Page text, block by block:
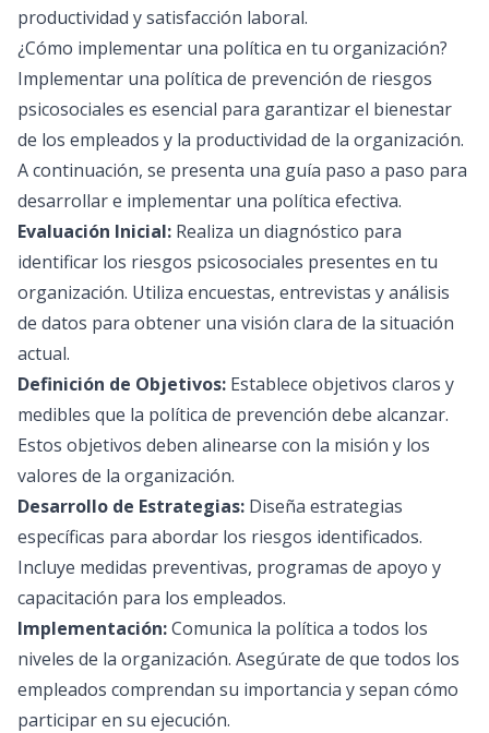
productividad y satisfacción laboral.
¿Cómo implementar una política en tu organización?
Implementar una política de prevención de riesgos
psicosociales es esencial para garantizar el bienestar
de los empleados y la productividad de la organización.
A continuación, se presenta una guía paso a paso para
desarrollar e implementar una política efectiva.
Evaluación Inicial: Realiza un diagnóstico para
identificar los riesgos psicosociales presentes en tu
organización. Utiliza encuestas, entrevistas y análisis
de datos para obtener una visión clara de la situación
actual.
Definición de Objetivos: Establece objetivos claros y
medibles que la política de prevención debe alcanzar.
Estos objetivos deben alinearse con la misión y los
valores de la organización.
Desarrollo de Estrategias: Diseña estrategias
específicas para abordar los riesgos identificados.
Incluye medidas preventivas, programas de apoyo y
capacitación para los empleados.
Implementación:Comunica la política a todos los
niveles de la organización. Asegúrate de que todos los
empleados comprendan su importancia y sepan cómo
participar en su ejecución.